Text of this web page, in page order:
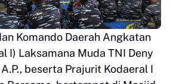
Komando Daerah Angkatan
I) Laksamana Muda TNI Deny
beserta Prajurit Kodaeral I